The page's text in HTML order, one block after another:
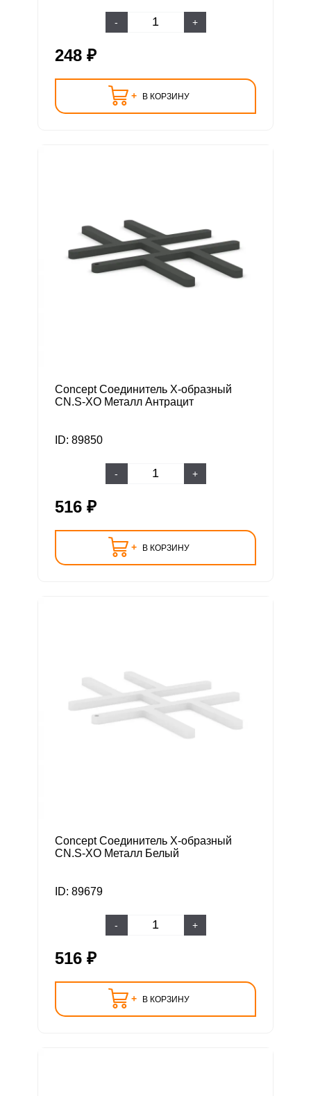
- +
248 ₽
+ В КОРЗИНУ
Concept Соединитель Х-образный
CN.S-XO Металл Антрацит
ID: 89850
- +
516 ₽
+ В КОРЗИНУ
Concept Соединитель Х-образный
CN.S-XO Металл Белый
ID: 89679
- +
516 ₽
+ В КОРЗИНУ